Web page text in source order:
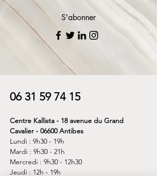
S'abonner
06 31 59 74 15
Centre Kallista - 18 avenue du Grand
Cavalier - 06600 Antibes
Lundi : 9h30 - 19h
Mardi : 9h30 - 21h
Mercredi : 9h30 - 12h30
Jeudi : 12h - 19h